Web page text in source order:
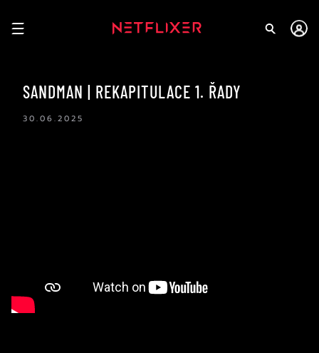
SANDMAN | REKAPITULACE 1. ŘADY
30.06.2025